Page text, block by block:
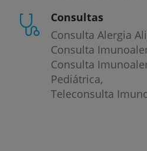
Consultas
Consulta Alergia
Consulta
Consulta
Pediátrica
Teleconsulta